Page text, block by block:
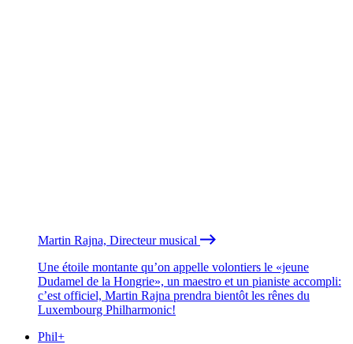
Martin Rajna, Directeur musical
Une étoile montante qu’on appelle volontiers le «jeune
Dudamel de la Hongrie», un maestro et un pianiste accompli:
c’est officiel, Martin Rajna prendra bientôt les rênes du
Luxembourg Philharmonic!
Phil+